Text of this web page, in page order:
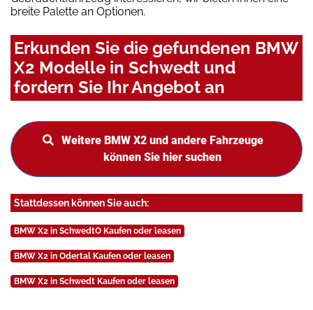
breite Palette an Optionen.
Erkunden Sie die gefundenen BMW
X2 Modelle in Schwedt und
fordern Sie Ihr Angebot an
Weitere BMW X2 und andere Fahrzeuge
können Sie hier suchen
Stattdessen können Sie auch:
BMW X2 in SchwedtO Kaufen oder leasen
BMW X2 in Odertal Kaufen oder leasen
BMW X2 in Schwedt Kaufen oder leasen